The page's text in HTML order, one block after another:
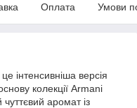
Оплата Умови
інтенсивніша версія
колекції Armani
аромат із